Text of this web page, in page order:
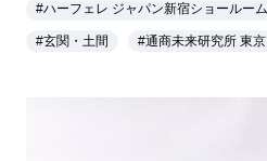
#ハーフェレ ジャパン新宿ショールーム
#玄関・土間 #通商未来研究所 東